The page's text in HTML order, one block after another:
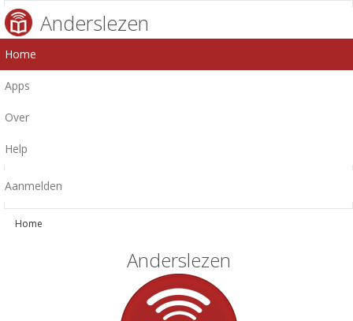
Anderslezen
Home
Apps
Over
Help
Aanmelden
Home
Anderslezen